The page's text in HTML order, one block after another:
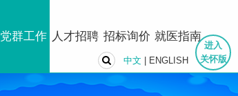
党群工作 人才招聘 招标询价 就医指南
进入
关怀版
中文 ENGLISH